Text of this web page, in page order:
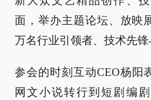
面，举办主题论坛、放映
万名行业引领者、技术先锋
参会的时刻互动CEO杨阳
网文小说转行到短剧编